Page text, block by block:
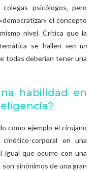
psicólogos, pero
el concepto
nivel. Critica que la
se hallen «en un
todas deberían tener una
habilidad en
como ejemplo el cirujano
corporal en una
igual que ocurre con una
sinónimos de una gran